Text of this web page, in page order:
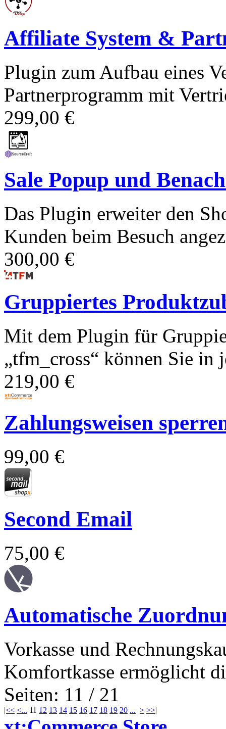
Affiliate System &
Plugin zum Aufbau eines
Partnerprogramm mit
299,00 €
Sale Popup und
Das Plugin erweiter den
Kunden beim Besuch
300,00 €
Gruppiertes
Mit dem Plugin für
„tfm_cross“ können Sie in
219,00 €
Zahlungsweisen
99,00 €
Second Email
75,00 €
Automatische
Vorkasse und
Komfortkasse ermöglicht
Seiten: 11 / 21
|<< <... 11 12 13 14 15 16 17 18 19 20 ... > >>|